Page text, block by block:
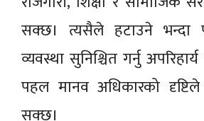
सक्छ। त्यसैले हटाउने भन्दा
व्यवस्था सुनिश्चित गर्नु
पहल मानव अधिकारको दृष्टिले